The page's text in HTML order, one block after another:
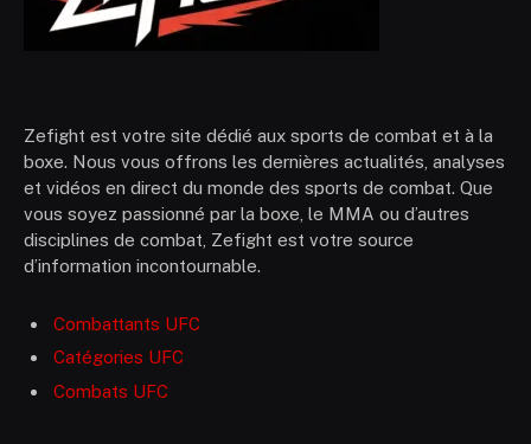
Zefight est votre site dédié aux sports de combat et à la
boxe. Nous vous offrons les dernières actualités, analyses
et vidéos en direct du monde des sports de combat. Que
vous soyez passionné par la boxe, le MMA ou d’autres
disciplines de combat, Zefight est votre source
d’information incontournable.
Combattants UFC
Catégories UFC
Combats UFC